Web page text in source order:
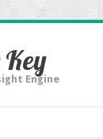
Engine